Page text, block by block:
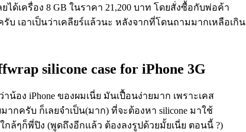
ได้เครื่อง 8 GB ในราคา 21,200 บาท โดยสั่งซื้อกับพ่อค้า
บ เอาเป็นว่าเคลียร์แล้วนะ หลังจากที่โดนถามมากเหลือเกิน
silicone case for iPhone 3G
อง iPhone ของผมเนี่ย มันเปื้อนง่ายมาก เพราะเคส
กครับ ก็เลยจำเป็น(มาก) ที่จะต้องหา silicone มาใช้
ล้ๆก็พี่ปิง (พูดถึงอีกแล้ว ต้องลงรูปด้วยมั้ยเนี่ย ตอนนี้ ?)